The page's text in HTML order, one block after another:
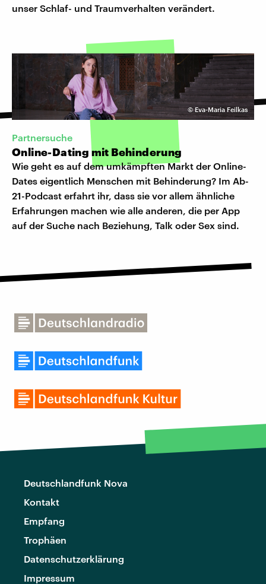
unser Schlaf- und Traumverhalten verändert.
©Eva-Maria Feilkas
Partnersuche
Online-Dating mit Behinderung
Wie geht es auf dem umkämpften Markt der Online-
Dates eigentlich Menschen mit Behinderung? Im Ab-
21-Podcast erfahrt ihr, dass sie vor allem ähnliche
Erfahrungen machen wie alle anderen, die per App
auf der Suche nach Beziehung, Talk oder Sex sind.
Deutschlandfunk Nova
Kontakt
Empfang
Trophäen
Datenschutzerklärung
Impressum